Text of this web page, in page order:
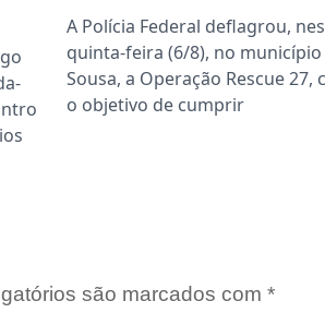
A Polícia Federal deflagrou,
quinta-feira (6/8), no município
Sousa, a Operação Rescue 27,
o objetivo de cumprir
são marcados com *